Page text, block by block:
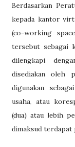
Berdasarkan
kepada kantor
(co-working
tersebut sebagai
dilengkapi
disediakan oleh
digunakan
usaha, atau
(dua) atau lebih
dimaksud terdapat